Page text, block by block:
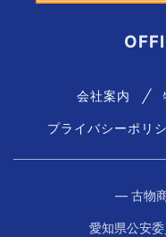
会社案内
プライバシーポリ
― 古物
愛知県公安